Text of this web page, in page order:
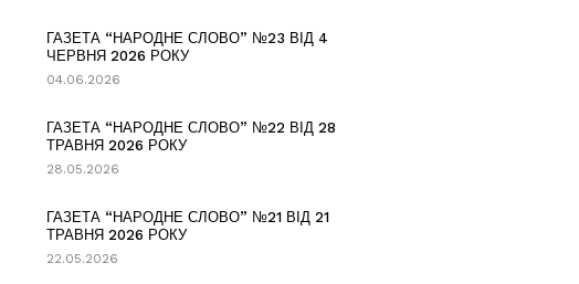
ГАЗЕТА “НАРОДНЕ СЛОВО” №23 ВІД 4
ЧЕРВНЯ 2026 РОКУ
04.06.2026
ГАЗЕТА “НАРОДНЕ СЛОВО” №22 ВІД 28
ТРАВНЯ 2026 РОКУ
28.05.2026
ГАЗЕТА “НАРОДНЕ СЛОВО” №21 ВІД 21
ТРАВНЯ 2026 РОКУ
22.05.2026